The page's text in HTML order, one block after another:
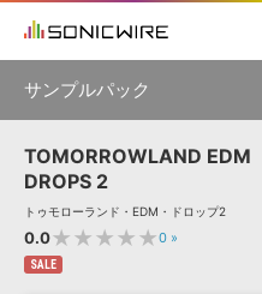
ソフト音源 »
プラグイン・エフェクト »
キャンペーン »
初音ミク NT 鏡音リン・レン
KAITO V3
VIENNA
EZ DRUMMER 3
サンプルパック
製品一覧
ジャンル
TOMORROWLAND EDM
DROPS 2
トゥモローランド・EDM・ドロップ2
0.0★★★★★0 »
SALE